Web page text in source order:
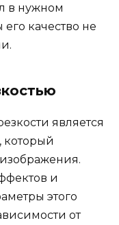
в нужном
качество не
является
, который
и
этого
от